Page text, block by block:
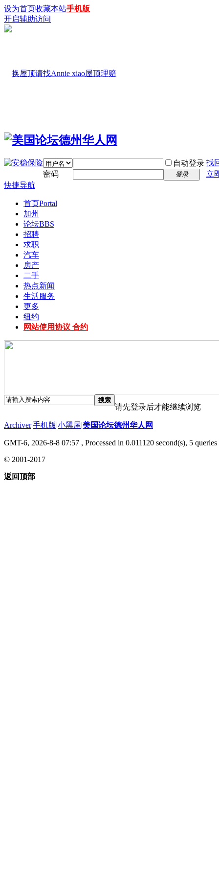
设为首页收藏本站手机版
开启辅助访问
自动登录 找
密码
登录
立
快捷导航
首页Portal
加州
论坛BBS
招聘
求职
汽车
房产
二手
热点新闻
生活服务
更多
纽约
网站使用协议 合约
搜索
请先登录后才能继续浏览
Archiver|手机版|小黑屋|美国论坛德州华人网
GMT-6, 2026-8-8 07:57 , Processed in 0.011120 second(s), 5 queries
© 2001-2017
返回顶部